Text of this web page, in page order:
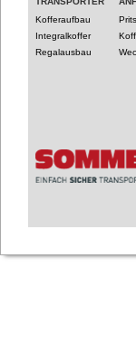
Kofferaufbau
Integralkoffer
Regalausbau